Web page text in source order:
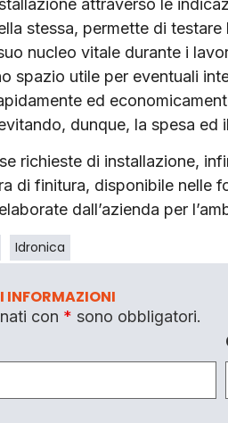
attraverso le
stessa, permette di
nucleo vitale durante i
spazio utile per eventuali
ed
dunque, la spesa ed
richieste di installazione,
di finitura, disponibile nelle
dall’azienda per
Idronica
INFORMAZIONI
con * sono obbligatori.